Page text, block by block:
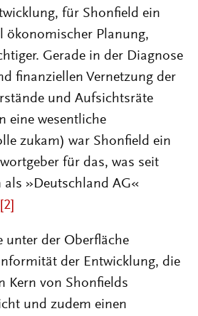
für Shonfield ein
ökonomischer Planung,
Gerade in der Diagnose
finanziellen Vernetzung der
und Aufsichtsräte
eine wesentliche
zukam) war Shonfield ein
für das, was seit
als »Deutschland AG«
[2]
unter der Oberfläche
der Entwicklung, die
Kern von Shonfields
und zudem einen